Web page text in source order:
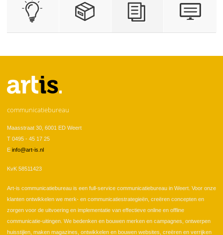
communicatiebureau
Maasstraat 30, 6001 ED Weert
T 0495 - 45 17 25
E info@art-is.nl
KvK 58511423
Art-is communicatiebureau is een full-service communicatiebureau in Weert. Voor onze
klanten ontwikkelen we merk- en communicatiestrategieën, creëren concepten en
zorgen voor de uitvoering en implementatie van effectieve online en offline
communicatie-uitingen. We bedenken en bouwen merken en campagnes, ontwerpen
huisstijlen, maken magazines, ontwikkelen en bouwen websites, creëren en verrijken